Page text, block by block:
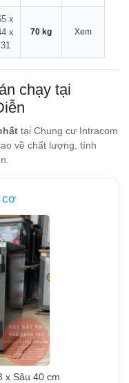
x
x
70 kg Xem
chạy tại
tại Chung cư Intracom
về chất lượng, tính
cơ
x Sâu 40 cm